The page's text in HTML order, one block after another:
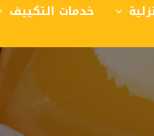
خدمات التكييف